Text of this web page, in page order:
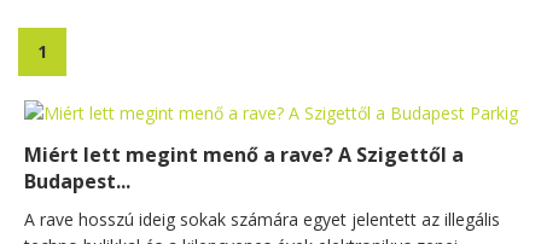
1
Miért lett megint menő a rave? A Szigettől a
Budapest...
A rave hosszú ideig sokak számára egyet jelentett az illegális